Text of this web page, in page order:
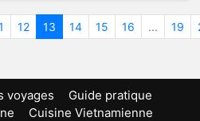
12 13 14 15 16 ... 19
voyages
Guide pratique
Cuisine Vietnamienne